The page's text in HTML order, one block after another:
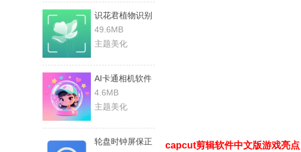
识花君植物识别
手机最新版
49.6MB
主题美化
AI卡通相机软件
直装版
4.6MB
主题美化
轮盘时钟屏保正
capcut剪辑软件中文版游戏亮点